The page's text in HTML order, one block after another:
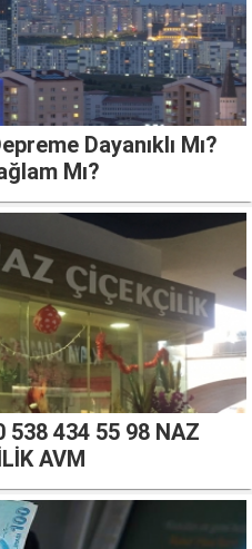
Dayanıklı Mı?
Mı?
434 55 98 NAZ
AVM